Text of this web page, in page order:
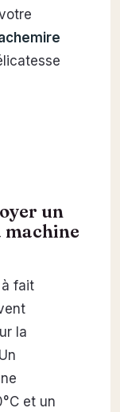
un
machine
fait
la
et un